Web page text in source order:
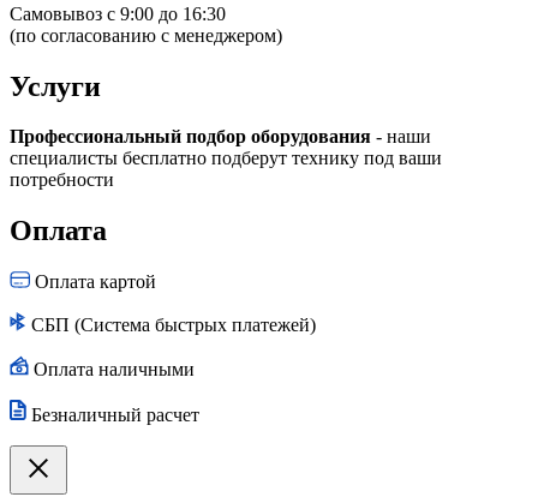
Самовывоз с 9:00 до 16:30
(по согласованию с менеджером)
Услуги
Профессиональный подбор оборудования - наши
специалисты бесплатно подберут технику под ваши
потребности
Оплата
Оплата картой
СБП (Система быстрых платежей)
Оплата наличными
Безналичный расчет